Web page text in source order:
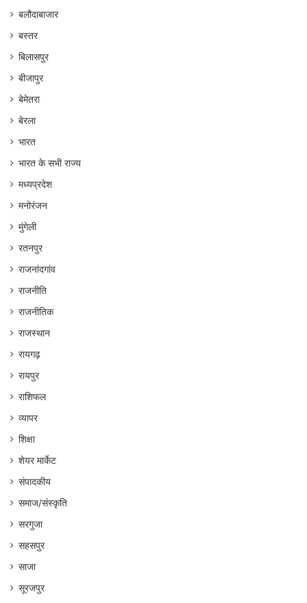
बलौदाबाजार
बस्तर
बिलासपुर
बीजापुर
बेमेतरा
बेरला
भारत
भारत के सभी राज्य
मध्यप्रदेश
मनोरंजन
मुंगेली
रतनपुर
राजनांदगांव
राजनीति
राजनीतिक
राजस्थान
रायगढ़
रायपुर
राशिफल
व्यापर
शिक्षा
शेयर मार्केट
संपादकीय
समाज/संस्कृति
सरगुजा
सहसपुर
साजा
सूरजपुर